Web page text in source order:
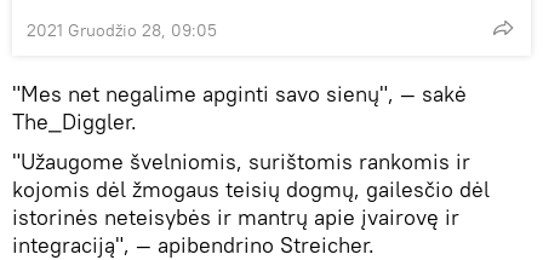
2021 Gruodžio 28, 09:05
"Mes net negalime apginti savo sienų", — sakė
The_Diggler.
"Užaugome švelniomis, surištomis rankomis ir
kojomis dėl žmogaus teisių dogmų, gailesčio dėl
istorinės neteisybės ir mantrų apie įvairovę ir
integraciją", — apibendrino Streicher.